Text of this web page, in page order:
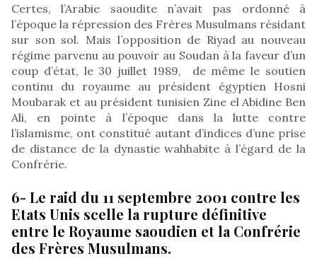
Certes, l’Arabie saoudite n’avait pas ordonné à
l’époque la répression des Frères Musulmans résidant
sur son sol. Mais l’opposition de Riyad au nouveau
régime parvenu au pouvoir au Soudan à la faveur d’un
coup d’état, le 30 juillet 1989, de même le soutien
continu du royaume au président égyptien Hosni
Moubarak et au président tunisien Zine el Abidine Ben
Ali, en pointe à l’époque dans la lutte contre
l’islamisme, ont constitué autant d’indices d’une prise
de distance de la dynastie wahhabite à l’égard de la
Confrérie.
6- Le raid du 11 septembre 2001 contre les
Etats Unis scelle la rupture définitive
entre le Royaume saoudien et la Confrérie
des Frères Musulmans.